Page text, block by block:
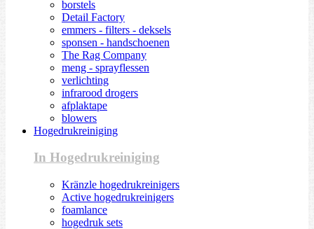
borstels
Detail Factory
emmers - filters - deksels
sponsen - handschoenen
The Rag Company
meng - sprayflessen
verlichting
infrarood drogers
afplaktape
blowers
Hogedrukreiniging
In Hogedrukreiniging
Kränzle hogedrukreinigers
Active hogedrukreinigers
foamlance
hogedruk sets